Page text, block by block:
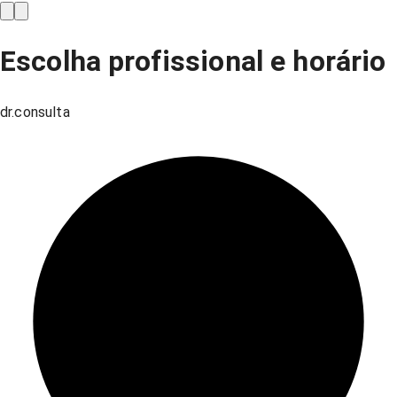
Escolha profissional e horário
dr.consulta